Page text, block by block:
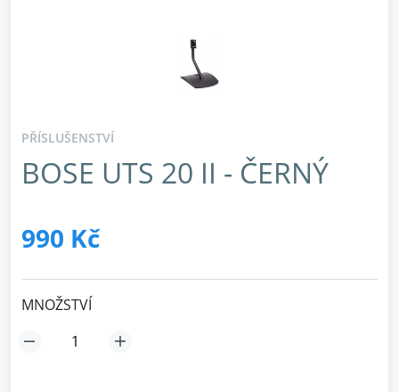
PŘÍSLUŠENSTVÍ
BOSE UTS 20 II - ČERNÝ
990 Kč
MNOŽSTVÍ